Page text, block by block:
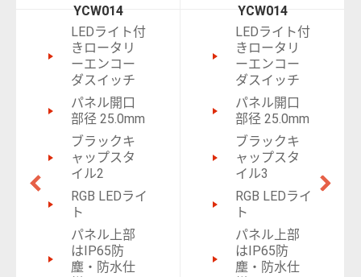
YCW014
LEDライト付
きロータリ
ーエンコー
ダスイッチ
パネル開口
部径 25.0mm
ブラックキ
ャップスタ
イル2
RGB LEDライ
ト
パネル上部
はIP65防
塵・防水仕
YCW014
LEDライト付
きロータリ
ーエンコー
ダスイッチ
パネル開口
部径 25.0mm
ブラックキ
ャップスタ
イル3
RGB LEDライ
ト
パネル上部
はIP65防
塵・防水仕